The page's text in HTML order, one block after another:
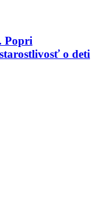
Popri
o deti